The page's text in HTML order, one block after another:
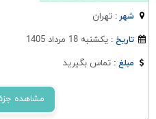
شهر :تهران
تاریخ :یکشنبه 18 مرداد 1405
مبلغ :تماس بگیرید
مشاهده